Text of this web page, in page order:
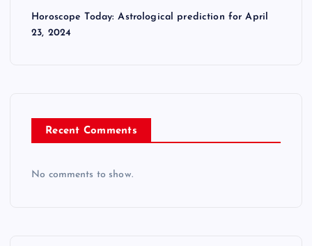
Horoscope Today: Astrological prediction for April
23, 2024
Recent Comments
No comments to show.